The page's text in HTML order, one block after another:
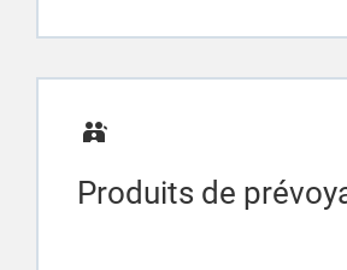
Produits de